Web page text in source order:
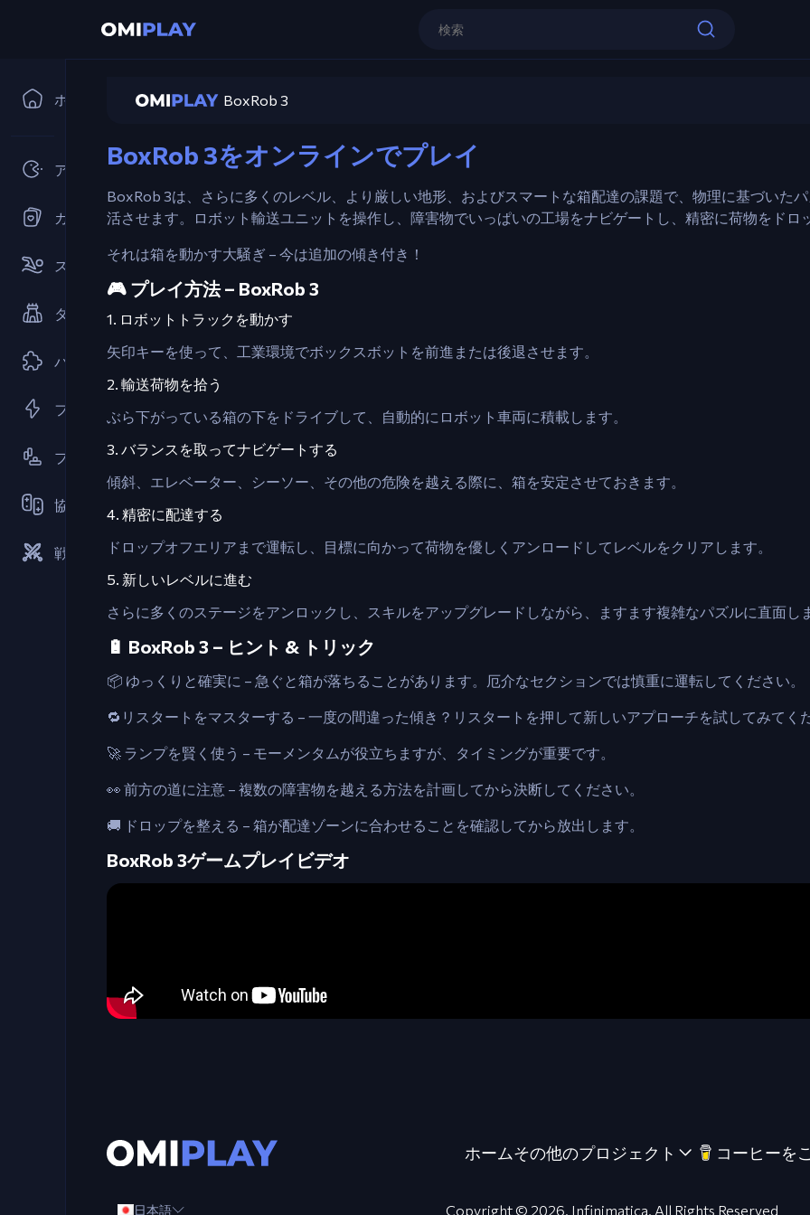
ホーム
アーケード
カードゲーム
スポーツ
タワーディフェンス
パズル
フラッシュゲーム
プラットフォーマー
協力
戦略
今すぐプレイ
BoxRob 3
矢印キー – 前進/後退運転
上矢印 – 傾斜を登るまたはリフトを制
BoxRob 3をオンラインでプレイ
BoxRob 3は、さらに多くのレベル、より厳しい地形、およびスマートな箱配達の課題で、物理に基づいた
活させます。ロボット輸送ユニットを操作し、障害物でいっぱいの工場をナビゲートし、精密に荷物をドロ
それは箱を動かす大騒ぎ – 今は追加の傾き付き！
🎮 プレイ方法 – BoxRob 3
1. ロボットトラックを動かす
矢印キーを使って、工業環境でボックスボットを前進または後退させます。
2. 輸送荷物を拾う
ぶら下がっている箱の下をドライブして、自動的にロボット車両に積載します。
3. バランスを取ってナビゲートする
傾斜、エレベーター、シーソー、その他の危険を越える際に、箱を安定させておきます。
4. 精密に配達する
ドロップオフエリアまで運転し、目標に向かって荷物を優しくアンロードしてレベルをクリアします。
5. 新しいレベルに進む
さらに多くのステージをアンロックし、スキルをアップグレードしながら、ますます複雑なパズルに直面し
🔋 BoxRob 3 – ヒント & トリック
📦 ゆっくりと確実に – 急ぐと箱が落ちることがあります。厄介なセクションでは慎重に運転してください。
🔁リスタートをマスターする – 一度の間違った傾き？リスタートを押して新しいアプローチを試してみてく
🚀 ランプを賢く使う – モーメンタムが役立ちますが、タイミングが重要です。
👀 前方の道に注意 – 複数の障害物を越える方法を計画してから決断してください。
🚚 ドロップを整える – 箱が配達ゾーンに合わせることを確認してから放出します。
BoxRob 3ゲームプレイビデオ
ホームその他のプロジェクト コーヒーを
日本語 Copyright © 2026. Infinimatica . All Rights Reserved